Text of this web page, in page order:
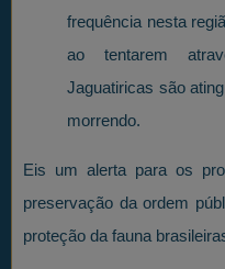
frequência nesta
ao tentarem
Jaguatiricas são
morrendo.
Eis um alerta para os
preservação da ordem
proteção da fauna